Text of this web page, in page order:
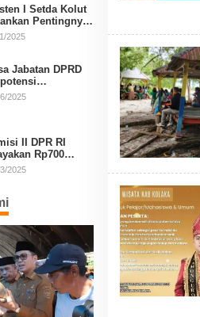
I Setda Kolut
Pentingnya
Politik
2025
Jabatan DPRD
Aria
2025
II DPR RI
Rp700
dari APBN
MK
2025